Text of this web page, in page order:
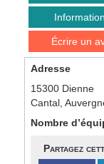
Écrire un
Adresse
15300 Dienne
Cantal,
Nombre
Partagez